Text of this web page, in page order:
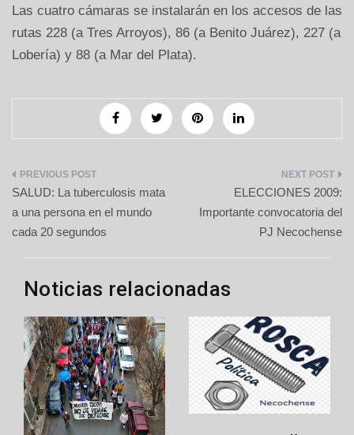
Las cuatro cámaras se instalarán en los accesos de las
rutas 228 (a Tres Arroyos), 86 (a Benito Juárez), 227 (a
Lobería) y 88 (a Mar del Plata).
Navegación
de
entradas
SALUD: La tuberculosis mata
a una persona en el mundo
cada 20 segundos
ELECCIONES 2009:
Importante convocatoria del
PJ Necochense
Noticias relacionadas